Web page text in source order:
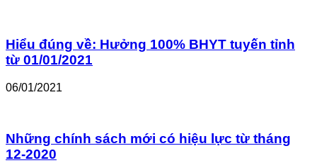
Hiểu đúng về: Hưởng 100% BHYT tuyến tỉnh
từ 01/01/2021
06/01/2021
Những chính sách mới có hiệu lực từ tháng
12-2020